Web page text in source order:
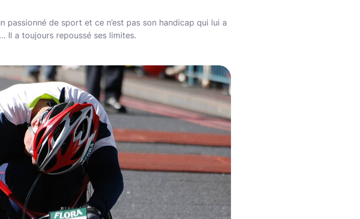
passionné de sport et ce n’est pas son handicap qui lui a
Il a toujours repoussé ses limites.